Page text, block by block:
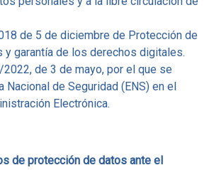
de 5 de diciembre de Protección de
y garantía de los derechos digitales.
de 3 de mayo, por el que se
Nacional de Seguridad (ENS) en el
Electrónica.
de protección de datos ante el